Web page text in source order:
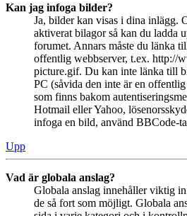
Kan jag infoga bilder?
Ja, bilder kan visas i dina inlägg.
aktiverat bilagor så kan du ladda
forumet. Annars måste du länka
offentlig webbserver, t.ex. http://
picture.gif. Du kan inte länka till
PC (såvida den inte är en
som finns bakom
Hotmail eller Yahoo,
infoga en bild, använd BBCode-
Upp
Vad är globala anslag?
Globala anslag innehåller viktig
de så fort som möjligt. Globala